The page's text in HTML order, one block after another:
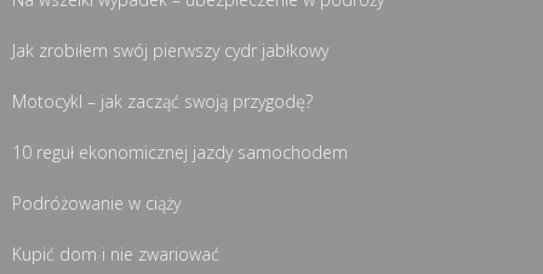
Jak zrobiłem swój pierwszy cydr jabłkowy
Motocykl – jak zacząć swoją przygodę?
10 reguł ekonomicznej jazdy samochodem
Podróżowanie w ciąży
Kupić dom i nie zwariować